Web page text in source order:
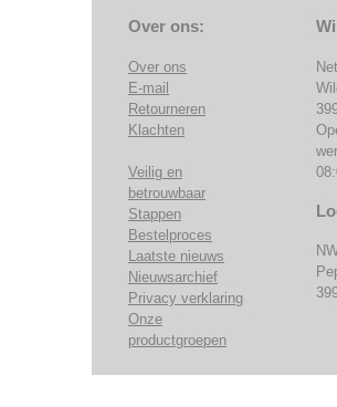
Over ons:
Over ons
E-mail
Retourneren
Klachten
Veilig en
betrouwbaar
Stappen
Bestelproces
Laatste nieuws
Nieuwsarchief
Privacy verklaring
Onze
productgroepen